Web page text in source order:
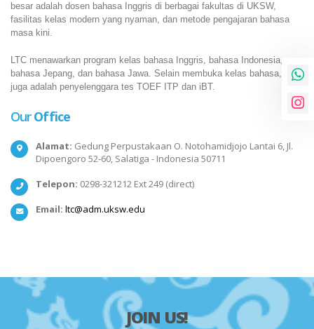
besar adalah dosen bahasa Inggris di berbagai fakultas di UKSW,
fasilitas kelas modern yang nyaman, dan metode pengajaran bahasa
masa kini.
LTC menawarkan program kelas bahasa Inggris, bahasa Indonesia,
bahasa Jepang, dan bahasa Jawa. Selain membuka kelas bahasa, LTC
juga adalah penyelenggara tes TOEF ITP dan iBT.
OurOffice
Alamat: Gedung Perpustakaan O. Notohamidjojo Lantai 6, Jl.
Dipoengoro 52-60, Salatiga - Indonesia 50711
Telepon: 0298-321212 Ext 249 (direct)
Email: ltc@adm.uksw.edu
JOIN US!